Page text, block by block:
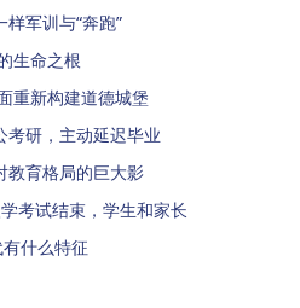
样军训与“奔跑”
生命之根
重新构建道德城堡
考研，主动延迟毕业
教育格局的巨大影
考试结束，学生和家长
什么特征